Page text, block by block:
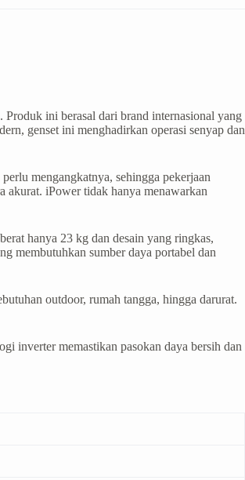
ini berasal dari brand internasional yang
genset ini menghadirkan operasi senyap dan
mengangkatnya, sehingga pekerjaan
akurat. iPower tidak hanya menawarkan
hanya 23 kg dan desain yang ringkas,
membutuhkan sumber daya portabel dan
outdoor, rumah tangga, hingga darurat.
inverter memastikan pasokan daya bersih dan